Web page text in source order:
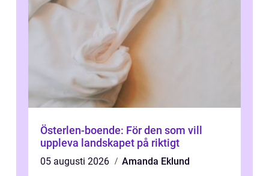
Österlen-boende: För den som vill
uppleva landskapet på riktigt
05 augusti 2026
Amanda Eklund